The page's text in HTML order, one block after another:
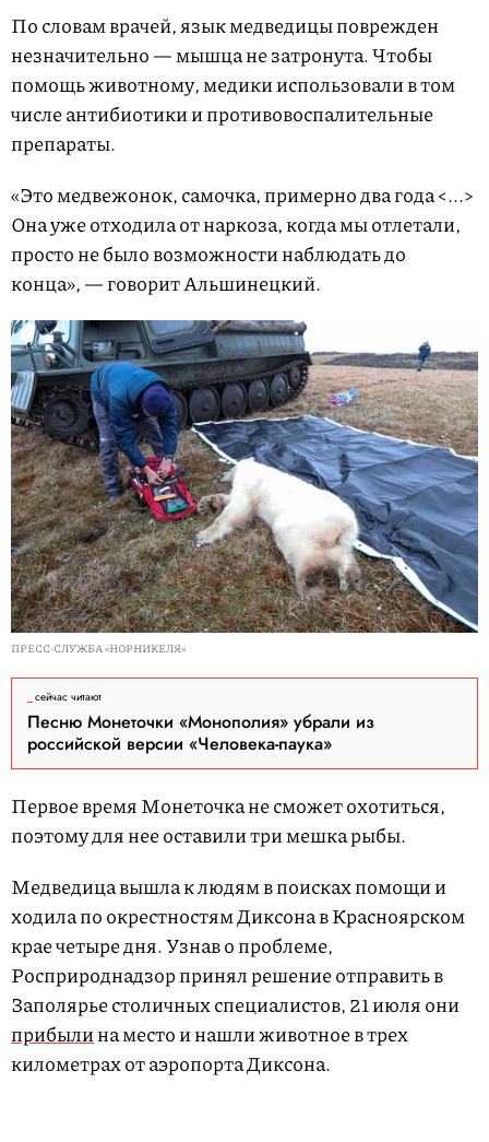
По словам врачей, язык медведицы поврежден
незначительно — мышца не затронута. Чтобы
помощь животному, медики использовали в том
числе антибиотики и противовоспалительные
препараты.
«Это медвежонок, самочка, примерно два года <...>
Она уже отходила от наркоза, когда мы отлетали,
просто не было возможности наблюдать до
конца», — говорит Альшинецкий.
ПРЕСС-СЛУЖБА «НОРНИКЕЛЯ»
сейчас читают
Песню Монеточки «Монополия» убрали из
российской версии «Человека-паука»
Первое время Монеточка не сможет охотиться,
поэтому для нее оставили три мешка рыбы.
Медведица вышла к людям в поисках помощи и
ходила по окрестностям Диксона в Красноярском
крае четыре дня. Узнав о проблеме,
Росприроднадзор принял решение отправить в
Заполярье столичных специалистов, 21 июля они
прибылина место и нашли животное в трех
километрах от аэропорта Диксона.